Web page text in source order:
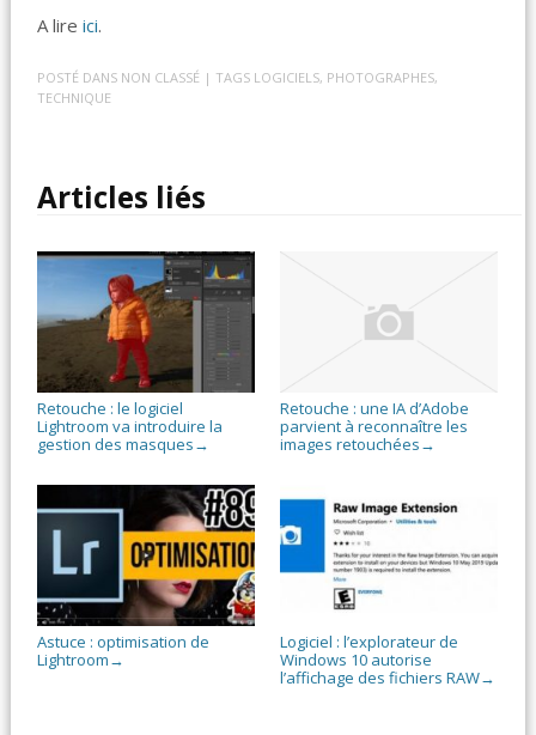
A lireici.
POSTÉ DANS NON CLASSÉ | TAGS LOGICIELS, PHOTOGRAPHES,
TECHNIQUE
Articles liés
Retouche : le logiciel
Lightroom va introduire la
gestion des masques →
Retouche : une IA d’Adobe
parvient à reconnaître les
images retouchées →
Astuce : optimisation de
Lightroom →
Logiciel : l’explorateur de
Windows 10 autorise
l’affichage des fichiers RAW→